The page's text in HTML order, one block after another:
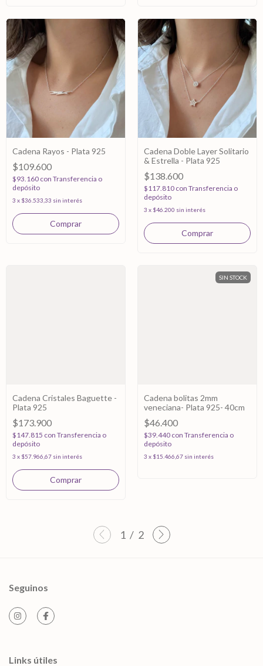
Cadena Rayos - Plata 925
$109.600
$93.160 con Transferencia o
depósito
3 x $36.533,33 sin interés
Cadena Doble Layer Solitario
& Estrella - Plata 925
$138.600
$117.810 con Transferencia o
depósito
3 x $46.200 sin interés
Cadena Cristales Baguette -
Plata 925
$173.900
$147.815 con Transferencia o
depósito
3 x $57.966,67 sin interés
SIN STOCK
Cadena bolitas 2mm
veneciana- Plata 925- 40cm
$46.400
$39.440 con Transferencia o
depósito
3 x $15.466,67 sin interés
1 / 2
Seguinos
Links útiles